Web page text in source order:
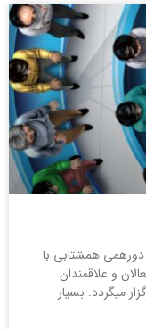
دورهمی دورهمی همشتابی با
و علاقمندان
میگردد. بسیار